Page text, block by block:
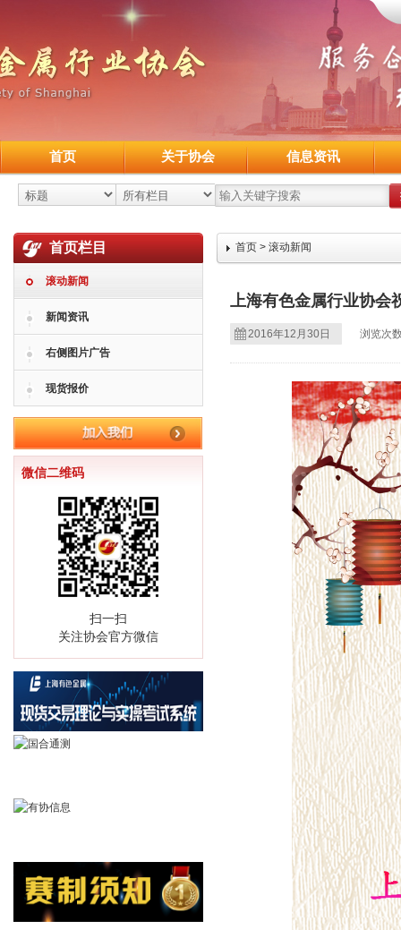
首页 关于协会 信息资讯
首页栏目
滚动新闻
新闻资讯
右侧图片广告
现货报价
微信二维码
扫一扫
关注协会官方微信
首页 > 滚动新闻
上海有色金属行业协会
2016年12月30日 浏览次